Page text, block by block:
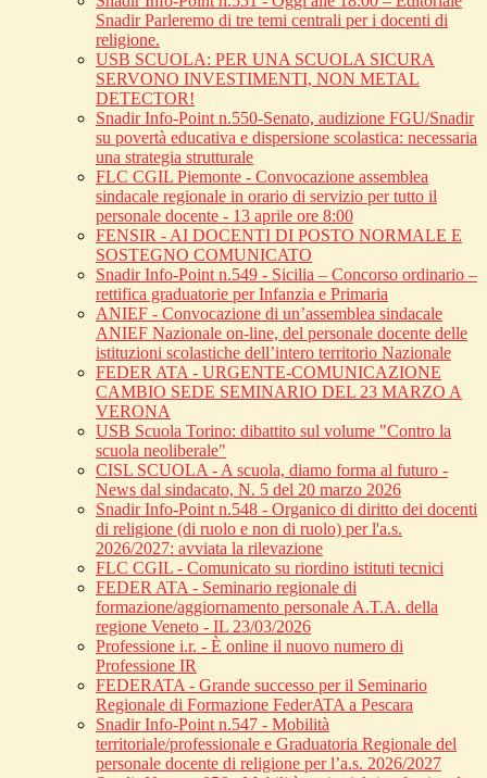
Snadir Parleremo di tre temi centrali per i docenti di
religione.
USB SCUOLA: PER UNA SCUOLA SICURA
SERVONO INVESTIMENTI, NON METAL
DETECTOR!
Snadir Info-Point n.550-Senato, audizione FGU/Snadir
su povertà educativa e dispersione scolastica: necessaria
una strategia strutturale
FLC CGIL Piemonte - Convocazione assemblea
sindacale regionale in orario di servizio per tutto il
personale docente - 13 aprile ore 8:00
FENSIR - AI DOCENTI DI POSTO NORMALE E
SOSTEGNO COMUNICATO
Snadir Info-Point n.549 - Sicilia – Concorso ordinario –
rettifica graduatorie per Infanzia e Primaria
ANIEF - Convocazione di un’assemblea sindacale
ANIEF Nazionale on-line, del personale docente delle
istituzioni scolastiche dell’intero territorio Nazionale
FEDER ATA - URGENTE-COMUNICAZIONE
CAMBIO SEDE SEMINARIO DEL 23 MARZO A
VERONA
USB Scuola Torino: dibattito sul volume "Contro la
scuola neoliberale"
CISL SCUOLA - A scuola, diamo forma al futuro -
News dal sindacato, N. 5 del 20 marzo 2026
Snadir Info-Point n.548 - Organico di diritto dei docenti
di religione (di ruolo e non di ruolo) per l'a.s.
2026/2027: avviata la rilevazione
FLC CGIL - Comunicato su riordino istituti tecnici
FEDER ATA - Seminario regionale di
formazione/aggiornamento personale A.T.A. della
regione Veneto - IL 23/03/2026
Professione i.r. - È online il nuovo numero di
Professione IR
FEDERATA - Grande successo per il Seminario
Regionale di Formazione FederATA a Pescara
Snadir Info-Point n.547 - Mobilità
territoriale/professionale e Graduatoria Regionale del
personale docente di religione per l’a.s. 2026/2027